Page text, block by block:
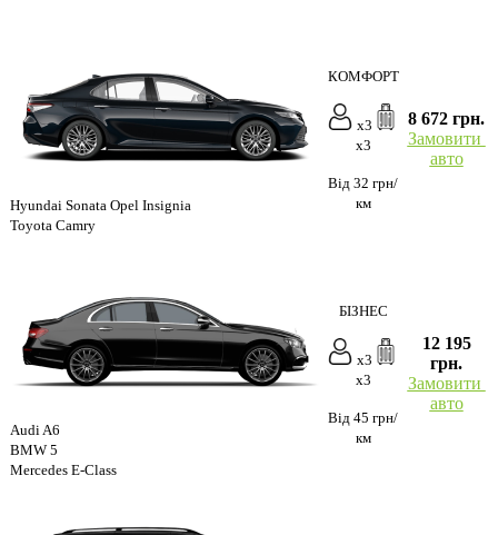
Hyundai Sonata Opel Insignia
Toyota Camry
КОМФОРТ
x3
x3
Від 32 грн/
км
8 672 грн.
Замовити
авто
Audi A6
BMW 5
Mercedes E-Class
БІЗНЕС
x3
x3
Від 45 грн/
км
12 195
грн.
Замовити
авто